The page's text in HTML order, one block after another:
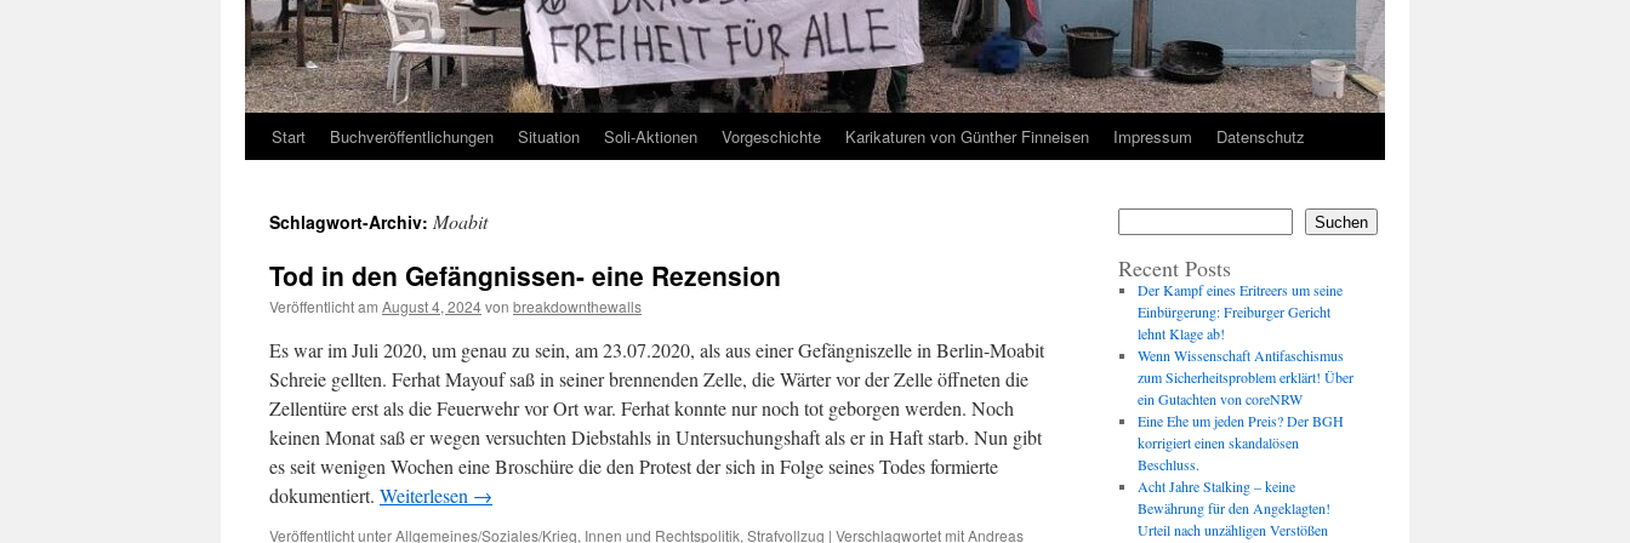
Start Buchveröffentlichungen Situation Soli-Aktionen Vorgeschichte Karikaturen von Günther Finneisen Impressum Datenschutz
Schlagwort-Archiv: Moabit
Tod in den Gefängnissen- eine Rezension
Veröffentlicht am August 4, 2024von breakdownthewalls
Es war im Juli 2020, um genau zu sein, am 23.07.2020, als aus einer Gefängniszelle in Berlin-Moabit
Schreie gellten. Ferhat Mayouf saß in seiner brennenden Zelle, die Wärter vor der Zelle öffneten die
Zellentüre erst als die Feuerwehr vor Ort war. Ferhat konnte nur noch tot geborgen werden. Noch
keinen Monat saß er wegen versuchten Diebstahls in Untersuchungshaft als er in Haft starb. Nun gibt
es seit wenigen Wochen eine Broschüre die den Protest der sich in Folge seines Todes formierte
dokumentiert. Weiterlesen →
Veröffentlicht unterAllgemeines/Soziales/Krieg, Innen und Rechtspolitik, Strafvollzug | Verschlagwortet mitAndreas
Suchen
Recent Posts
Der Kampf eines Eritreers um seine
Einbürgerung: Freiburger Gericht
lehnt Klage ab!
Wenn Wissenschaft Antifaschismus
zum Sicherheitsproblem erklärt! Über
ein Gutachten von coreNRW
Eine Ehe um jeden Preis? Der BGH
korrigiert einen skandalösen
Beschluss.
Acht Jahre Stalking – keine
Bewährung für den Angeklagten!
Urteil nach unzähligen Verstößen